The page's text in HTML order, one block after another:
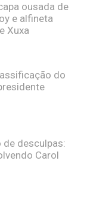
ousada de
e alfineta
Xuxa
do
de desculpas:
Carol